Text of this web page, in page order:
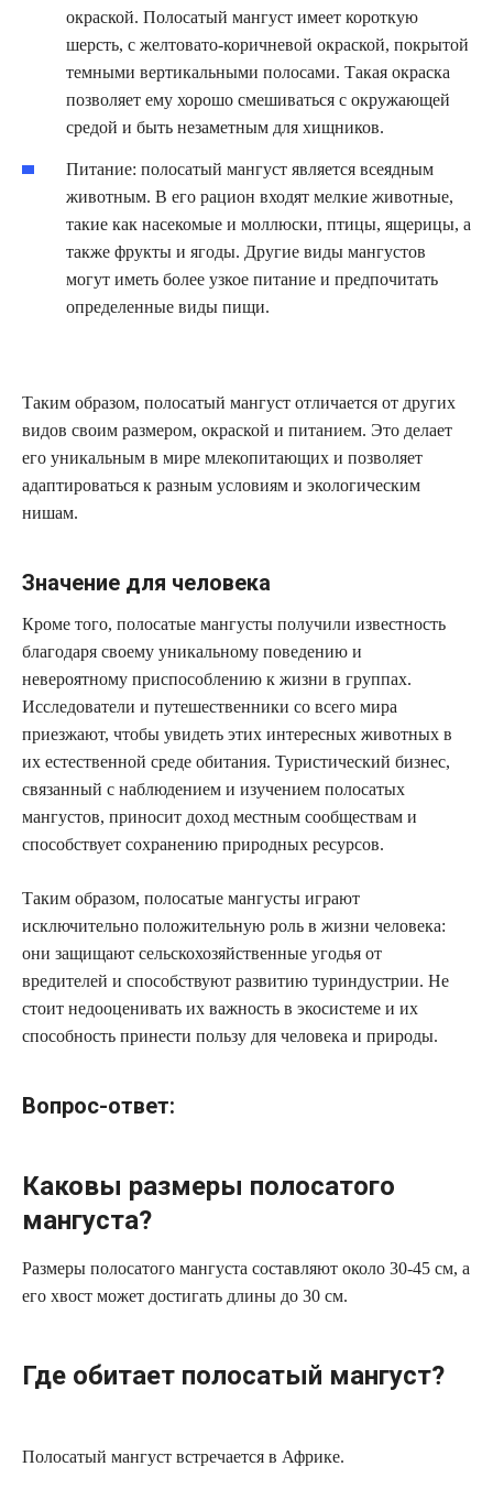
окраской. Полосатый мангуст имеет короткую
шерсть, с желтовато-коричневой окраской, покрытой
темными вертикальными полосами. Такая окраска
позволяет ему хорошо смешиваться с окружающей
средой и быть незаметным для хищников.
Питание: полосатый мангуст является всеядным
животным. В его рацион входят мелкие животные,
такие как насекомые и моллюски, птицы, ящерицы, а
также фрукты и ягоды. Другие виды мангустов
могут иметь более узкое питание и предпочитать
определенные виды пищи.
Таким образом, полосатый мангуст отличается от других
видов своим размером, окраской и питанием. Это делает
его уникальным в мире млекопитающих и позволяет
адаптироваться к разным условиям и экологическим
нишам.
Значение для человека
Кроме того, полосатые мангусты получили известность
благодаря своему уникальному поведению и
невероятному приспособлению к жизни в группах.
Исследователи и путешественники со всего мира
приезжают, чтобы увидеть этих интересных животных в
их естественной среде обитания. Туристический бизнес,
связанный с наблюдением и изучением полосатых
мангустов, приносит доход местным сообществам и
способствует сохранению природных ресурсов.
Таким образом, полосатые мангусты играют
исключительно положительную роль в жизни человека:
они защищают сельскохозяйственные угодья от
вредителей и способствуют развитию туриндустрии. Не
стоит недооценивать их важность в экосистеме и их
способность принести пользу для человека и природы.
Вопрос-ответ:
Каковы размеры полосатого
мангуста?
Размеры полосатого мангуста составляют около 30-45 см, а
его хвост может достигать длины до 30 см.
Где обитает полосатый мангуст?
Полосатый мангуст встречается в Африке.